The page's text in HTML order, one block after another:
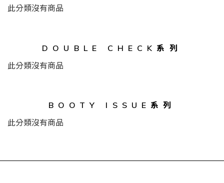
此分類沒有商品
DOUBLE CHECK系列
此分類沒有商品
BOOTY ISSUE系列
此分類沒有商品